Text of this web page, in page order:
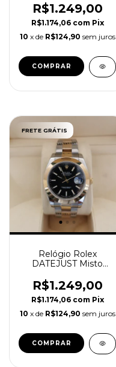
R$1.249,00
R$1.174,06 com Pix
10 x de R$124,90 sem juros
COMPRAR
FRETE GRÁTIS
Relógio Rolex
DATEJUST Misto
Oyster
R$1.249,00
R$1.174,06 com Pix
10 x de R$124,90 sem juros
COMPRAR